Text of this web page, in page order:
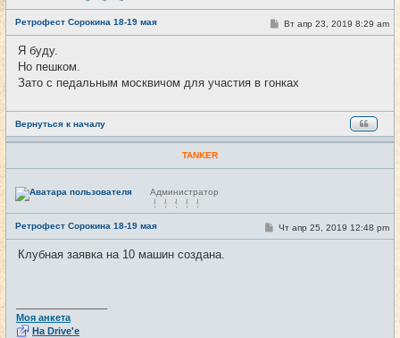
е
т
и
Ретрофест Сорокина 18-19 мая #2
С
о
н
Вт апр 23, 2019 8:29 am
Я буду.
Но пешком.
Зато с педальным москвичом для участия в гонках
Вернуться к началу
TANKER
Н
е
е
т
и
Администратор
Ретрофест Сорокина 18-19 мая #3
С
о
Чт апр 25, 2019 12:48 pm
Клубная заявка на 10 машин создана.
Моя анкета
На Drive'e